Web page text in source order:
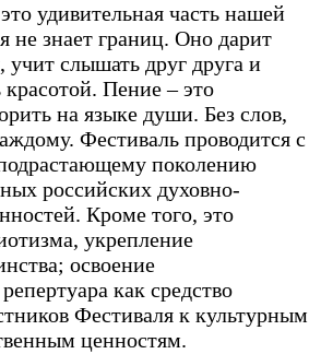
удивительная часть нашей
не знает границ. Оно дарит
учит слышать друг друга и
Пение – это
на языке души. Без слов,
Фестиваль проводится с
поколению
российских духовно-
Кроме того, это
укрепление
освоение
как средство
Фестиваля к культурным
ценностям.